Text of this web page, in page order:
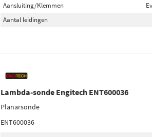
Aansluiting/Klemmen
Aantal leidingen
Lambda-sonde Engitech ENT600036
Planarsonde
ENT600036